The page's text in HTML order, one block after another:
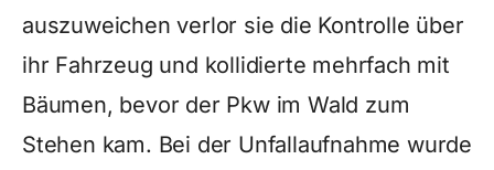
auszuweichen verlor sie die Kontrolle über
ihr Fahrzeug und kollidierte mehrfach mit
Bäumen, bevor der Pkw im Wald zum
Stehen kam. Bei der Unfallaufnahme wurde